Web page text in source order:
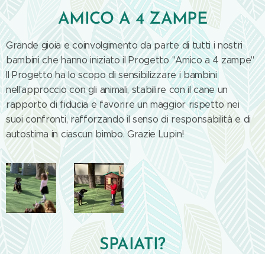
AMICO A 4 ZAMPE
Grande gioia e coinvolgimento da parte di tutti i nostri
bambini che hanno iniziato il Progetto "Amico a 4 zampe"
Il Progetto ha lo scopo di sensibilizzare i bambini
nell'approccio con gli animali, stabilire con il cane un
rapporto di fiducia e favorire un maggior rispetto nei
suoi confronti, rafforzando il senso di responsabilità e di
autostima in ciascun bimbo. Grazie Lupin!
SPAIATI?